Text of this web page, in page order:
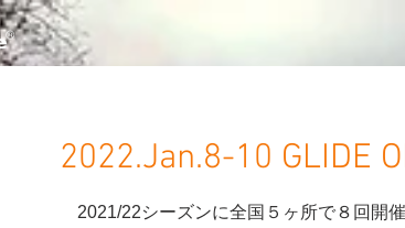
2022.Jan.8-10 GLIDE
2021/22シーズンに全国５ヶ所で８回開